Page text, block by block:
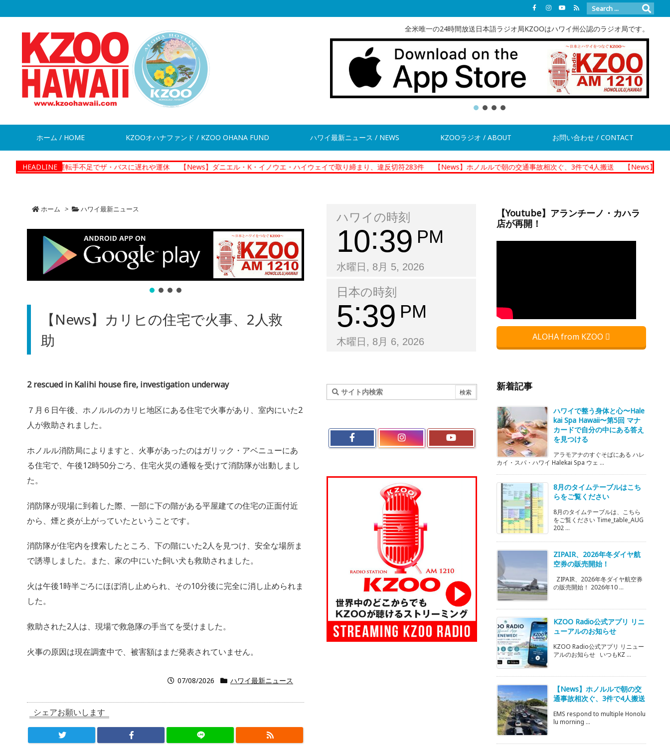
全米唯一の24時間放送日本語ラジオ局KZOOはハワイ州公認のラジオ局です。
ホーム / HOME KZOOオハナファンド / KZOO OHANA FUND ハワイ最新ニュース / NEWS KZOOラジオ / ABOUT お問い合わせ / CONTACT
HEADLINE
】運転手不足でザ・バスに遅れや運休 【News】ダニエル・K・イノウエ・ハイウェイで取り締まり、違反切符283件 【News】ホノルルで朝の交通事故相次ぐ、3件で4人搬送 【News】運転手不足でザ
ホーム > ハワイ最新ニュース
【News】カリヒの住宅で火事、2人救
助
2 rescued in Kalihi house fire, investigation underway
７月６日午後、ホノルルのカリヒ地区にある住宅で火事があり、室内にいた2
人が救助されました。
ホノルル消防局によりますと、火事があったのはガリック・アベニューにあ
る住宅で、午後12時50分ごろ、住宅火災の通報を受けて消防隊が出動しまし
た。
消防隊が現場に到着した際、一部に下の階がある平屋建ての住宅の正面付近
から、煙と炎が上がっていたということです。
消防隊が住宅内を捜索したところ、下の階にいた2人を見つけ、安全な場所ま
で誘導しました。また、家の中にいた飼い犬も救助されました。
火は午後1時半ごろにほぼ消し止められ、その10分後に完全に消し止められま
した。
救助された2人は、現場で救急隊の手当てを受けました。
火事の原因は現在調査中で、被害額はまだ発表されていません。
07/08/2026 ハワイ最新ニュース
シェアお願いします
ハワイの時刻
10 39 PM
水曜日, 8月 5, 2026
日本の時刻
5 39 PM
木曜日, 8月 6, 2026
【Youtube】アランチーノ・カハラ
店が再開！
ALOHA from KZOO
新着記事
ハワイで整う身体と心〜Hale
kai Spa Hawaii〜第5回 マナ
カードで自分の中にある答え
を見つける
アラモアナのすぐそばにある ハレ
カイ・スパ・ハワイ Halekai Spa ウェ ...
8月のタイムテーブルはこち
らをご覧ください
8月のタイムテーブルは、こちら
をご覧ください Time_table_AUG
202 ...
ZIPAIR、2026年冬ダイヤ航
空券の販売開始！
ZIPAIR、2026年冬ダイヤ航空券
の販売開始！ 2026年10 ...
KZOO Radio公式アプリ リニ
ューアルのお知らせ
KZOO Radio公式アプリ リニュー
アルのお知らせ いつもKZ ...
【News】ホノルルで朝の交
通事故相次ぐ、3件で4人搬送
EMS respond to multiple Honolu
lu morning ...